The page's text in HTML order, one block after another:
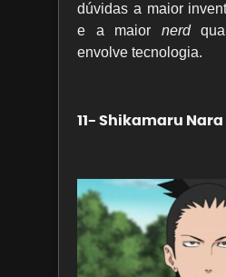
dúvidas a maior
e a maior nerd
envolve tecnologia.
11- Shikamaru